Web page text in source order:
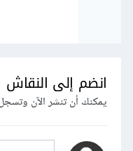
انضم إلى النقاش
يمكنك أن تنشر الآن